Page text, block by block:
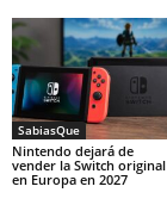
SabiasQue
Nintendo dejará de
vender la Switch original
en Europa en 2027